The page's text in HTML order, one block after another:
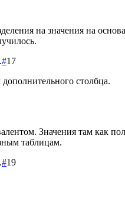
на значения на
#17
столбца.
Значения там как
таблицам.
#19